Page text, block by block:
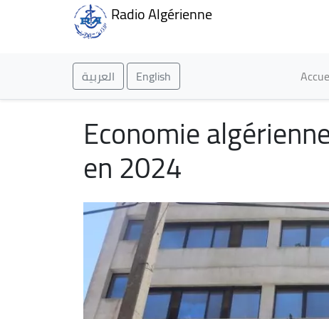
Radio Algérienne
العربية English
Economie
en 2024